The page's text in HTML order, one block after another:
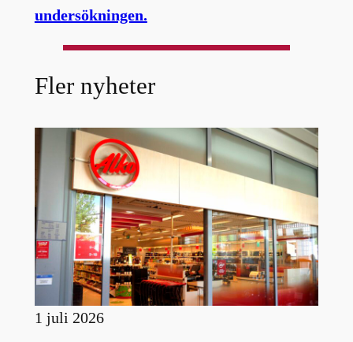
undersökningen.
Fler nyheter
1 juli 2026